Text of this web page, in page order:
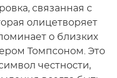
связанная с
олицетворяет
о близких
Томпсоном. Это
честности,